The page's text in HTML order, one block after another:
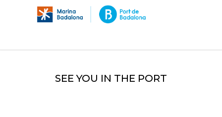
SEE YOU IN THE PORT